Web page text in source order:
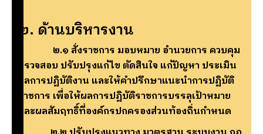
๒. ด้านบริหารงาน
๒.๑ สั่งราชการ มอบหมาย อำนวยการ ควบคุม
ตรวจสอบ ปรับปรุงแก้ไข ตัดสินใจ แก้ปัญหา ประเมิน
ผลการปฏิบัติงาน และให้คำปรึกษาแนะนำการปฏิบัติ
ราชการ เพื่อให้ผลการปฏิบัติราชการบรรลุเป้าหมาย
และผลสัมฤทธิ์ที่องค์กรปกครองส่วนท้องถิ่นกำหนด